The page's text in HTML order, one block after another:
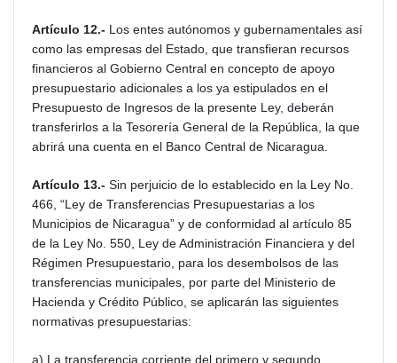
Artículo 12.- Los entes autónomos y gubernamentales así
como las empresas del Estado, que transfieran recursos
financieros al Gobierno Central en concepto de apoyo
presupuestario adicionales a los ya estipulados en el
Presupuesto de Ingresos de la presente Ley, deberán
transferirlos a la Tesorería General de la República, la que
abrirá una cuenta en el Banco Central de Nicaragua.
Artículo 13.- Sin perjuicio de lo establecido en la Ley No.
466, “Ley de Transferencias Presupuestarias a los
Municipios de Nicaragua” y de conformidad al artículo 85
de la Ley No. 550, Ley de Administración Financiera y del
Régimen Presupuestario, para los desembolsos de las
transferencias municipales, por parte del Ministerio de
Hacienda y Crédito Público, se aplicarán las siguientes
normativas presupuestarias:
a) La transferencia corriente del primero y segundo